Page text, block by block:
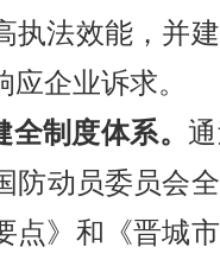
执法效能，并
企业诉求。
全制度体系。
防动员委员会
点》和《晋城